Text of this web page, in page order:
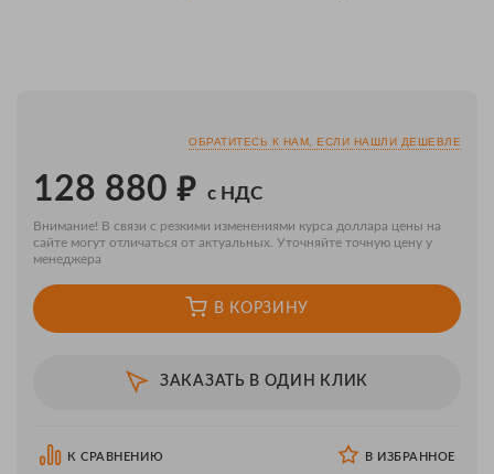
ОБРАТИТЕСЬ К НАМ, ЕСЛИ НАШЛИ ДЕШЕВЛЕ
128 880 ₽ с НДС
Внимание! В связи с резкими изменениями курса доллара цены на
сайте могут отличаться от актуальных. Уточняйте точную цену у
менеджера
В КОРЗИНУ
ЗАКАЗАТЬ В ОДИН КЛИК
К СРАВНЕНИЮ В ИЗБРАННОЕ